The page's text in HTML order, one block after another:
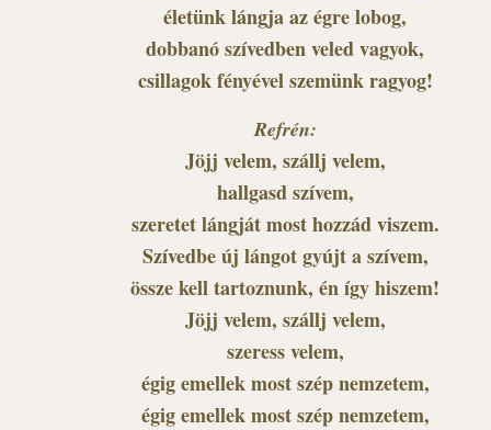
életünk lángja az égre lobog,
dobbanó szívedben veled vagyok,
csillagok fényével szemünk ragyog!
Refrén:
Jöjj velem, szállj velem,
hallgasd szívem,
szeretet lángját most hozzád viszem.
Szívedbe új lángot gyújt a szívem,
össze kell tartoznunk, én így hiszem!
Jöjj velem, szállj velem,
szeress velem,
égig emellek most szép nemzetem,
égig emellek most szép nemzetem,